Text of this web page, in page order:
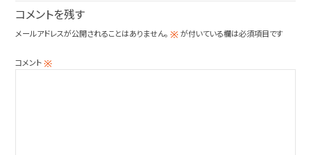
コメントを残す
メールアドレスが公開されることはありません。 ※が付いている欄は必須項目です
コメント※